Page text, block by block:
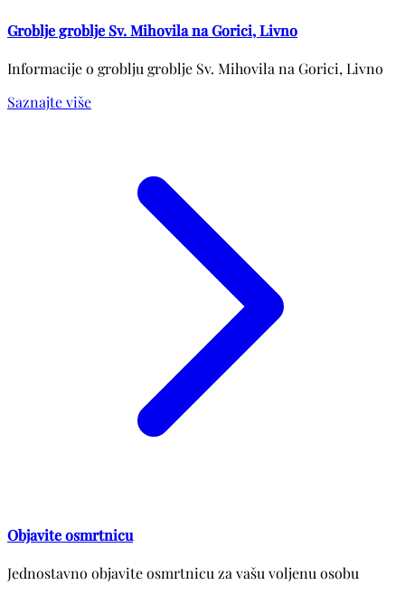
Groblje groblje Sv. Mihovila na Gorici, Livno
Informacije o groblju groblje Sv. Mihovila na Gorici, Livno
Saznajte više
Objavite osmrtnicu
Jednostavno objavite osmrtnicu za vašu voljenu osobu